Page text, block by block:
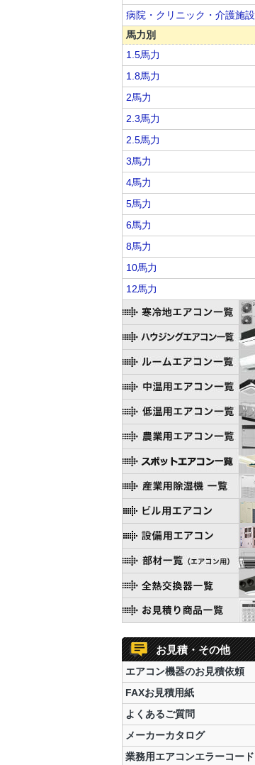
病院・クリニック・介護施設
馬力別
1.5馬力
1.8馬力
2馬力
2.3馬力
2.5馬力
3馬力
4馬力
5馬力
6馬力
8馬力
10馬力
12馬力
お見積・その他
エアコン機器のお見積依頼
FAXお見積用紙
よくあるご質問
メーカーカタログ
業務用エアコンエラーコード